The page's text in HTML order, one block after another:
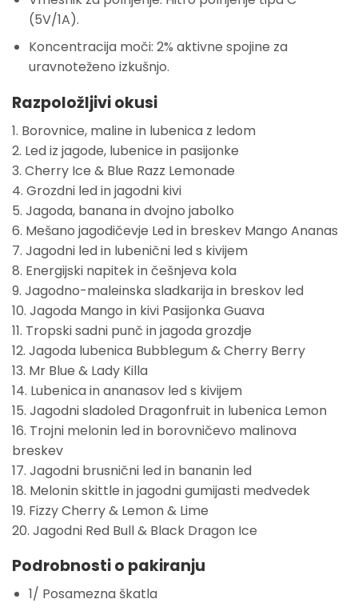
(5V/1A).
Koncentracija moči: 2% aktivne spojine za
uravnoteženo izkušnjo.
Razpoložljivi okusi
1. Borovnice, maline in lubenica z ledom
2. Led iz jagode, lubenice in pasijonke
3. Cherry Ice & Blue Razz Lemonade
4. Grozdni led in jagodni kivi
5. Jagoda, banana in dvojno jabolko
6. Mešano jagodičevje Led in breskev Mango Ananas
7. Jagodni led in lubenični led s kivijem
8. Energijski napitek in češnjeva kola
9. Jagodno-maleinska sladkarija in breskov led
10. Jagoda Mango in kivi Pasijonka Guava
11. Tropski sadni punč in jagoda grozdje
12. Jagoda lubenica Bubblegum & Cherry Berry
13. Mr Blue & Lady Killa
14. Lubenica in ananasov led s kivijem
15. Jagodni sladoled Dragonfruit in lubenica Lemon
16. Trojni melonin led in borovničevo malinova
breskev
17. Jagodni brusnični led in bananin led
18. Melonin skittle in jagodni gumijasti medvedek
19. Fizzy Cherry & Lemon & Lime
20. Jagodni Red Bull & Black Dragon Ice
Podrobnosti o pakiranju
1/ Posamezna škatla